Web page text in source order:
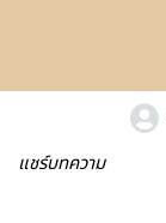
แชร์บทความ